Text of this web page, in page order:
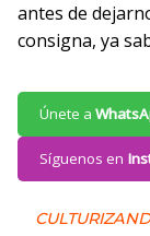
antes de
consigna, ya
Únete a
Síguenos en